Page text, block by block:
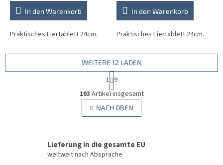
In den Warenkorb
Praktisches Eiertablett 24cm.
In den Warenkorb
Praktisches Eiertablett 24cm.
S
t
e
u
e
l
WEITERE 12 LADEN
P
a
g
i
n
i
u
n
g
1 9
103 Artikel insgesamt
NACH OBEN
Lieferung in die gesamte EU
weltweit nach Absprache